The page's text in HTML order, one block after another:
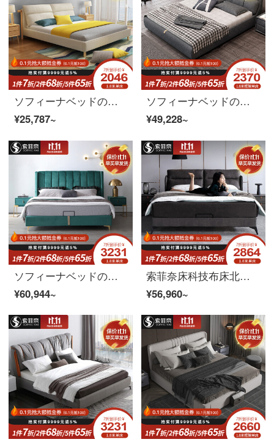
ソフィーナベッドの真皮ベッド北欧は布芸ベッドの主な寝台を分解して洗うことができます。現代簡単な布床1.8メートルのダブルベッドの軟さは結婚ベッドの主なベッドに依存します。
¥25,787~
ソフィーナベッドの布芸ベッド北欧布芸ベッドは簡単に現代ではサイズの戸型の軟ベットを取り壊して洗うことができます。ダブルベッド+マットレス+マットレス*2(高箱)1800*2000
¥49,228~
ソフィーナベッドの布芸ベッド北欧現代の軽奢ベッドの主なベッドの結婚式ベッドの高箱ベッドのダブルベッドの1メートル2 0メートルのベッド+ベッドのヘッド棚*2（高箱）1800*2000
¥60,944~
索菲奈床科技布床北欧現代物置床軽奢ベッド婚床の主な寝台ダブルベッド1.8メートルベッド+マットレス+マットレス*1(高箱)1800*2000
¥56,960~